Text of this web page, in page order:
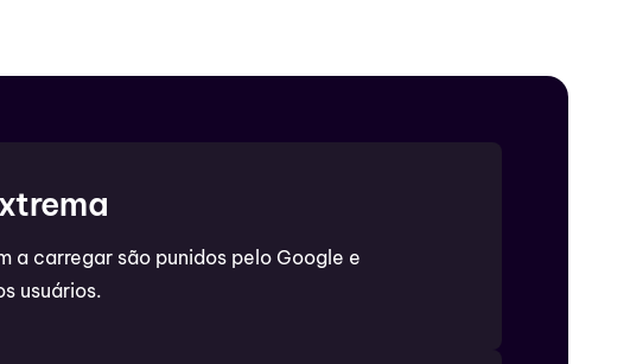
a carregar são punidos pelo Google e
usuários.